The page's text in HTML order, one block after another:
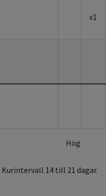
x1
Hög
Kurintervall 14 till 21 dagar.